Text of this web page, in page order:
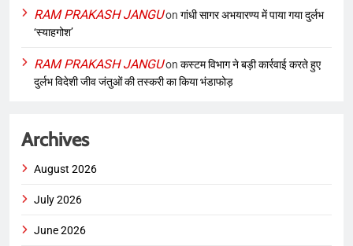
RAM PRAKASH JANGUon गांधी सागर अभयारण्य में पाया गया दुर्लभ
‘स्याहगोश’
RAM PRAKASH JANGUon कस्टम विभाग ने बड़ी कार्रवाई करते हुए
दुर्लभ विदेशी जीव जंतुओं की तस्करी का किया भंडाफोड़
Archives
August 2026
July 2026
June 2026